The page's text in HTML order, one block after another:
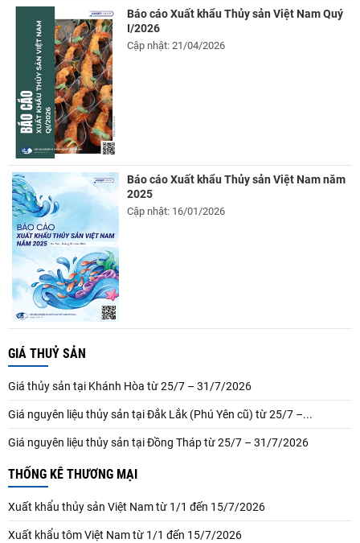
Báo cáo Xuất khẩu Thủy sản Việt Nam Quý
I/2026
Cập nhật: 21/04/2026
Báo cáo Xuất khẩu Thủy sản Việt Nam năm
2025
Cập nhật: 16/01/2026
GIÁ THUỶ SẢN
Giá thủy sản tại Khánh Hòa từ 25/7 – 31/7/2026
Giá nguyên liệu thủy sản tại Đắk Lắk (Phú Yên cũ) từ 25/7 –...
Giá nguyên liệu thủy sản tại Đồng Tháp từ 25/7 – 31/7/2026
THỐNG KÊ THƯƠNG MẠI
Xuất khẩu thủy sản Việt Nam từ 1/1 đến 15/7/2026
Xuất khẩu tôm Việt Nam từ 1/1 đến 15/7/2026